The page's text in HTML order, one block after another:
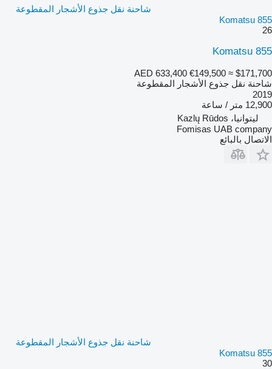
شاحنة نقل جذوع الأشجار المقطوعة
Komatsu 855
26
Komatsu 855
AED 633,400 €149,500 ≈ $171,700
شاحنة نقل جذوع الأشجار المقطوعة
2019
12,900 متر / ساعة
ليتوانيا، Kazlų Rūdos
Fomisas UAB company
الاتصال بالبائع
شاحنة نقل جذوع الأشجار المقطوعة
Komatsu 855
30